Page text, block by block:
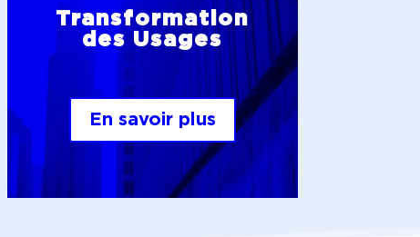
Transformation
des Usages
En savoir plus